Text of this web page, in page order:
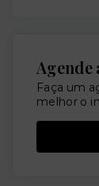
Agende
Faça um
melhor o